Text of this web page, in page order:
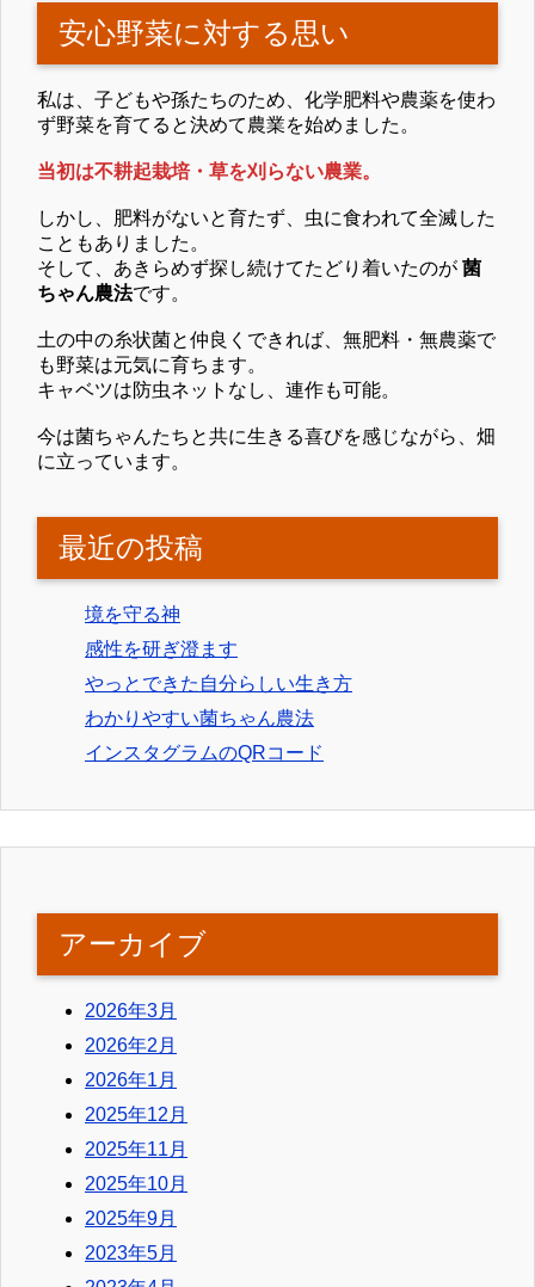
安心野菜に対する思い
私は、子どもや孫たちのため、化学肥料や農薬を使わ
ず野菜を育てると決めて農業を始めました。
当初は不耕起栽培・草を刈らない農業。
しかし、肥料がないと育たず、虫に食われて全滅した
こともありました。
そして、あきらめず探し続けてたどり着いたのが 菌
ちゃん農法です。
土の中の糸状菌と仲良くできれば、無肥料・無農薬で
も野菜は元気に育ちます。
キャベツは防虫ネットなし、連作も可能。
今は菌ちゃんたちと共に生きる喜びを感じながら、畑
に立っています。
最近の投稿
境を守る神
感性を研ぎ澄ます
やっとできた自分らしい生き方
わかりやすい菌ちゃん農法
インスタグラムのQRコード
アーカイブ
2026年3月
2026年2月
2026年1月
2025年12月
2025年11月
2025年10月
2025年9月
2023年5月